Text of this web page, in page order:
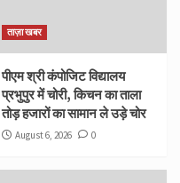
ताज़ा खबर
पीएम श्री कंपोजिट विद्यालय
प्रभुपुर में चोरी, किचन का ताला
तोड़ हजारों का सामान ले उड़े चोर
August 6, 2026 0